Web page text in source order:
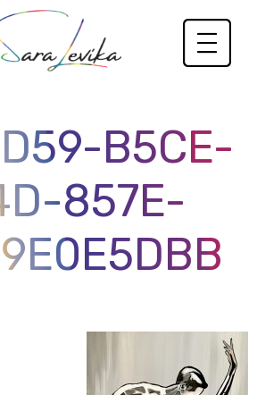
B5CE-
857E-